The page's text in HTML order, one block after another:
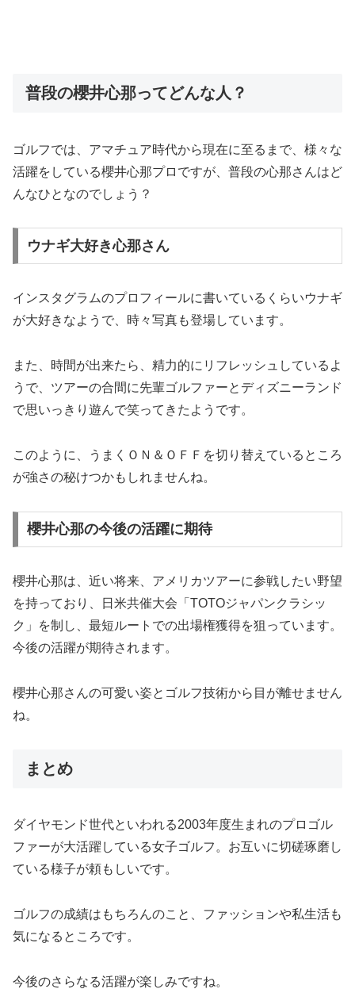
普段の櫻井心那ってどんな人？
ゴルフでは、アマチュア時代から現在に至るまで、様々な
活躍をしている櫻井心那プロですが、普段の心那さんはど
んなひとなのでしょう？
ウナギ大好き心那さん
インスタグラムのプロフィールに書いているくらいウナギ
が大好きなようで、時々写真も登場しています。
また、時間が出来たら、精力的にリフレッシュしているよ
うで、ツアーの合間に先輩ゴルファーとディズニーランド
で思いっきり遊んで笑ってきたようです。
このように、うまくＯＮ＆ＯＦＦを切り替えているところ
が強さの秘けつかもしれませんね。
櫻井心那の今後の活躍に期待
櫻井心那は、近い将来、アメリカツアーに参戦したい野望
を持っており、日米共催大会「TOTOジャパンクラシッ
ク」を制し、最短ルートでの出場権獲得を狙っています。
今後の活躍が期待されます。
櫻井心那さんの可愛い姿とゴルフ技術から目が離せません
ね。
まとめ
ダイヤモンド世代といわれる2003年度生まれのプロゴル
ファーが大活躍している女子ゴルフ。お互いに切磋琢磨し
ている様子が頼もしいです。
ゴルフの成績はもちろんのこと、ファッションや私生活も
気になるところです。
今後のさらなる活躍が楽しみですね。